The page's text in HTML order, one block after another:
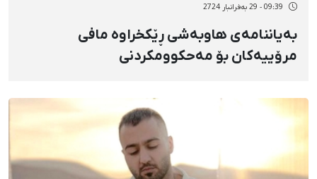
09:39 - 29 بەفرانبار 2724
بەیاننامەی هاوبەشی ڕێکخراوە مافی
مرۆییەکان بۆ مەحکوومکردنی
ئەهواز (خووزستان)